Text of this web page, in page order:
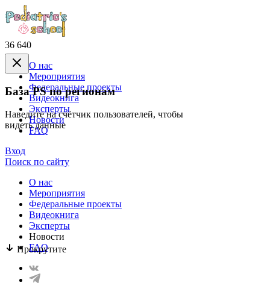
36 640
База PS по регионам
Наведите на счётчик пользователей, чтобы
видеть данные
Прокрутите
О нас
Mероприятия
Федеральные проекты
Видеокнига
Эксперты
Новости
FAQ
Вход
Поиск по сайту
О нас
Mероприятия
Федеральные проекты
Видеокнига
Эксперты
Новости
FAQ